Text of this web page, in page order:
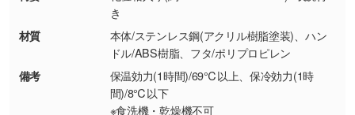
り抜き処理が可能です。→
・持っているデータの背景が足りない／塗り足
しの作り方が分からない
印刷したいデータが印刷範囲よりも小さい場
き
材質
本体/ステンレス鋼(アクリル樹脂塗装)、ハン
ドル/ABS樹脂、フタ/ポリプロピレン
備考
保温効力(1時間)/69℃以上、保冷効力(1時
間)/8℃以下
※食洗機・乾燥機不可